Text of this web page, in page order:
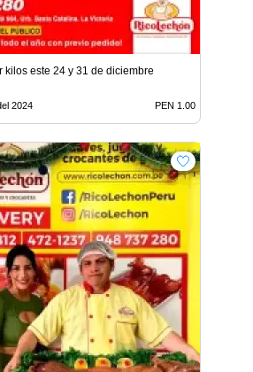
kilos este 24 y 31 de diciembre
2024 PEN 1.00